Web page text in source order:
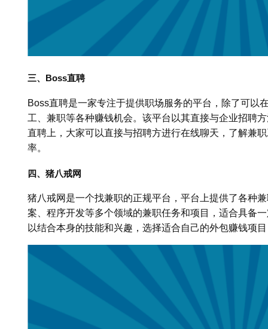
三、Boss直聘
Boss直聘是一家专注于提供职场服务的平台，除了可以
工、兼职等各种赚钱机会。该平台以其直接与企业招聘
直聘上，大家可以直接与招聘方进行在线聊天，了解兼
率。
四、猪八戒网
猪八戒网是一个找兼职的正规平台，平台上提供了各种
案、程序开发等多个领域的兼职任务和项目，适合具备
以结合本身的技能和兴趣，选择适合自己的外包赚钱项